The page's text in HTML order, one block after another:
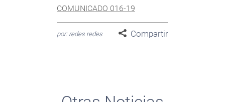
COMUNICADO 016-19
por: redes redes Compartir